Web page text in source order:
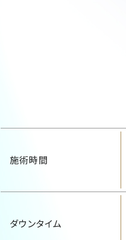
施術時間
ダウンタイム